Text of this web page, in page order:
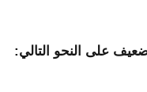
على النحو التالي: